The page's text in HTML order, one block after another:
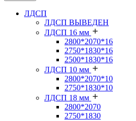
ЛДСП
ЛДСП ВЫВЕДЕН
ЛДСП 16 мм
2800*2070*16
2750*1830*16
2500*1830*16
ЛДСП 10 мм
2800*2070*10
2750*1830*10
ЛДСП 18 мм
2800*2070
2750*1830